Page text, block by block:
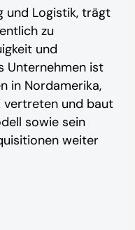
und Logistik, trägt
zu
und
Unternehmen ist
in Nordamerika,
vertreten und baut
sowie sein
weiter